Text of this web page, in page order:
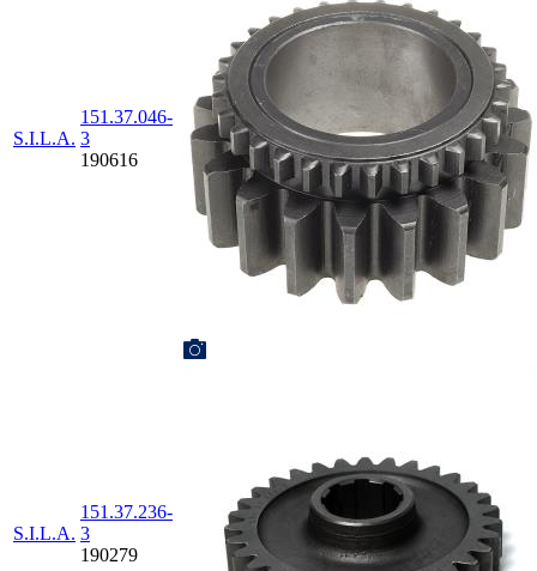
S.I.L.A.
151.37.046-
3
190616
S.I.L.A.
151.37.236-
3
190279